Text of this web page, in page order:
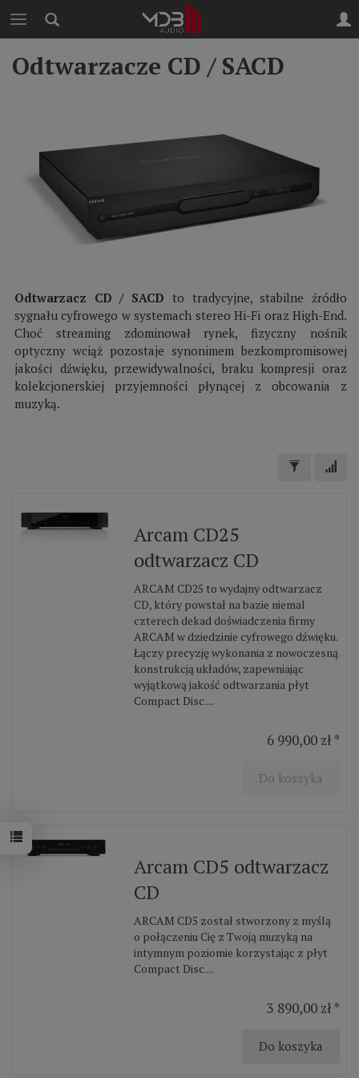
Odtwarzacze CD / SACD
Odtwarzacz CD / SACD to tradycyjne, stabilne źródło
sygnału cyfrowego w systemach stereo Hi-Fi oraz High-End.
Choć streaming zdominował rynek, fizyczny nośnik
optyczny wciąż pozostaje synonimem bezkompromisowej
jakości dźwięku, przewidywalności, braku kompresji oraz
kolekcjonerskiej przyjemności płynącej z obcowania z
muzyką.
Arcam CD25
odtwarzacz CD
ARCAM CD25 to wydajny odtwarzacz
CD, który powstał na bazie niemal
czterech dekad doświadczenia firmy
ARCAM w dziedzinie cyfrowego dźwięku.
Łączy precyzję wykonania z nowoczesną
konstrukcją układów, zapewniając
wyjątkową jakość odtwarzania płyt
Compact Disc....
6 990,00 zł *
Do koszyka
Arcam CD5 odtwarzacz
CD
ARCAM CD5 został stworzony z myślą
o połączeniu Cię z Twoją muzyką na
intymnym poziomie korzystając z płyt
Compact Disc....
3 890,00 zł *
Do koszyka